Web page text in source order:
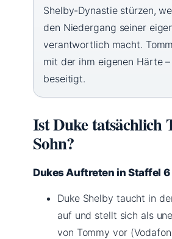
Shelby-Dynastie stürzen,
den Niedergang seiner
verantwortlich macht.
mit der ihm eigenen Härte
beseitigt.
Ist Duke tatsächlich
Sohn?
Dukes Auftreten in Staffel 6
Duke Shelby taucht in
auf und stellt sich als
von Tommy vor